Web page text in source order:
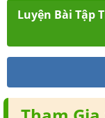
Luyện Bài Tập